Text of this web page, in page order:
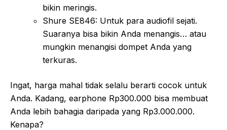
bikin meringis.
Shure SE846: Untuk para audiofil sejati.
Suaranya bisa bikin Anda menangis… atau
mungkin menangisi dompet Anda yang
terkuras.
Ingat, harga mahal tidak selalu berarti cocok untuk
Anda. Kadang, earphone Rp300.000 bisa membuat
Anda lebih bahagia daripada yang Rp3.000.000.
Kenapa?